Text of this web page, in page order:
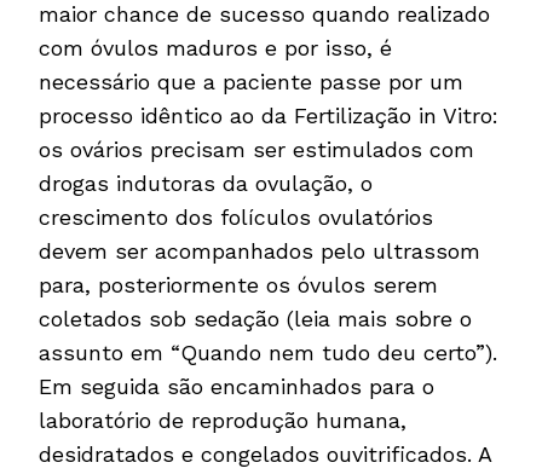
maior chance de sucesso quando realizado
com óvulos maduros e por isso, é
necessário que a paciente passe por um
processo idêntico ao da Fertilização in Vitro:
os ovários precisam ser estimulados com
drogas indutoras da ovulação, o
crescimento dos folículos ovulatórios
devem ser acompanhados pelo ultrassom
para, posteriormente os óvulos serem
coletados sob sedação (leia mais sobre o
assunto em “Quando nem tudo deu certo”).
Em seguida são encaminhados para o
laboratório de reprodução humana,
desidratados e congelados ouvitrificados. A